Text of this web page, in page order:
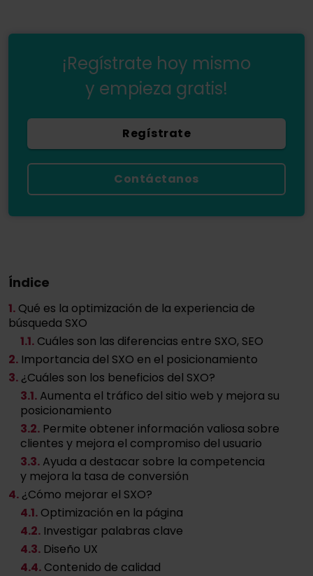
¡Regístrate hoy mismo
y empieza gratis!
Regístrate
Contáctanos
Índice
1. Qué es la optimización de la experiencia de
búsqueda SXO
1.1. Cuáles son las diferencias entre SXO, SEO
2. Importancia del SXO en el posicionamiento
3. ¿Cuáles son los beneficios del SXO?
3.1. Aumenta el tráfico del sitio web y mejora su
posicionamiento
3.2. Permite obtener información valiosa sobre
clientes y mejora el compromiso del usuario
3.3. Ayuda a destacar sobre la competencia
y mejora la tasa de conversión
4. ¿Cómo mejorar el SXO?
4.1. Optimización en la página
4.2. Investigar palabras clave
4.3. Diseño UX
4.4. Contenido de calidad